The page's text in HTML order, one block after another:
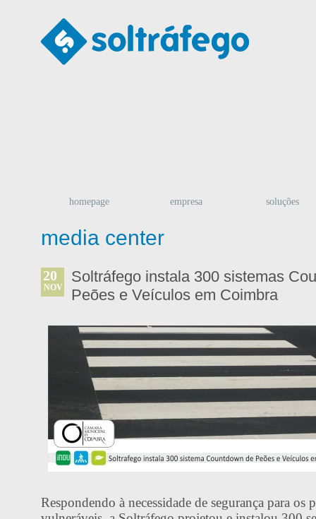
homepage empresa soluções
media center
20
NOV
Soltráfego instala 300 sistemas
Peões e Veículos em Coimbra
Respondendo à necessidade de segurança para os